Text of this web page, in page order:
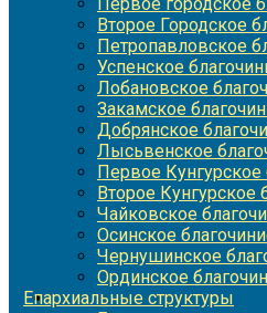
Второе Городское
Петропавловское
Успенское
Лобановское
Закамское
Добрянское
Лысьвенское
Первое Кунгурское
Второе Кунгурское
Чайковское
Осинское
Чернушинское
Ординское
Епархиальные структуры